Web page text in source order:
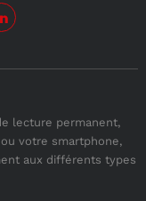
lecture permanent,
votre smartphone,
aux différents types